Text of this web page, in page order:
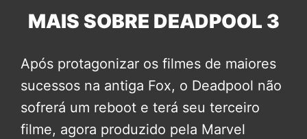
MAIS SOBRE DEADPOOL 3
Após protagonizar os filmes de maiores
sucessos na antiga Fox, o Deadpool não
sofrerá um reboot e terá seu terceiro
filme, agora produzido pela Marvel